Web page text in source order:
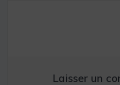
Laisser un